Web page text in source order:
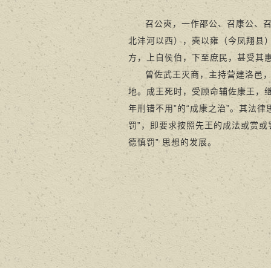
召公奭，一作邵公、召康公、
北沣河以西），奭以雍（今凤翔县
方，上自侯伯，下至庶民，甚受其
曾佐武王灭商，主持营建洛邑
地。成王死时，受顾命辅佐康王，
年刑错不用”的“成康之治”。其法
罚”，即要求按照先王的成法或赏
德慎罚” 思想的发展。